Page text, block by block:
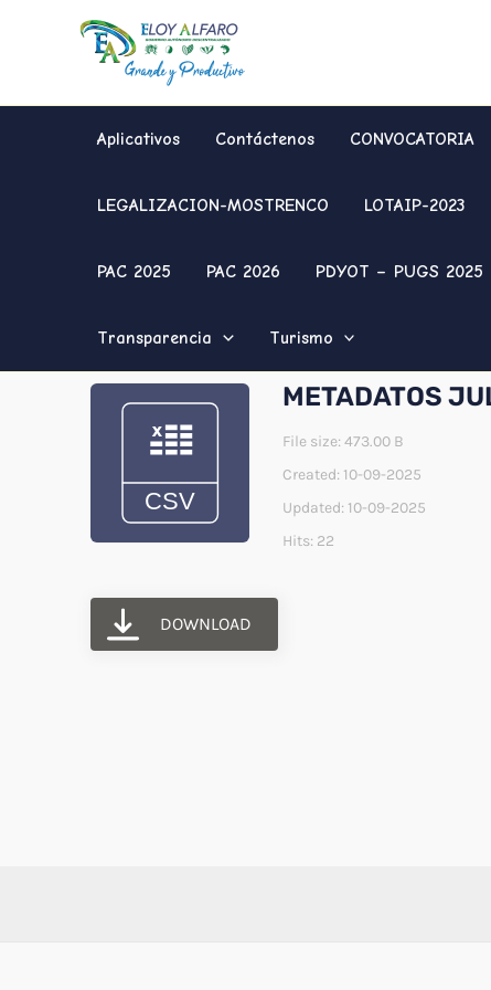
Aplicativos Contáctenos CONVOCATORIA
LEGALIZACION-MOSTRENCO LOTAIP-2023
PAC 2025 PAC 2026 PDYOT – PUGS 2025
Transparencia Turismo
METADATOS
File size: 473.00 B
Created: 10-09-2025
Updated: 10-09-2025
Hits: 22
DOWNLOAD